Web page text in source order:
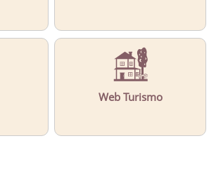
Web Turismo